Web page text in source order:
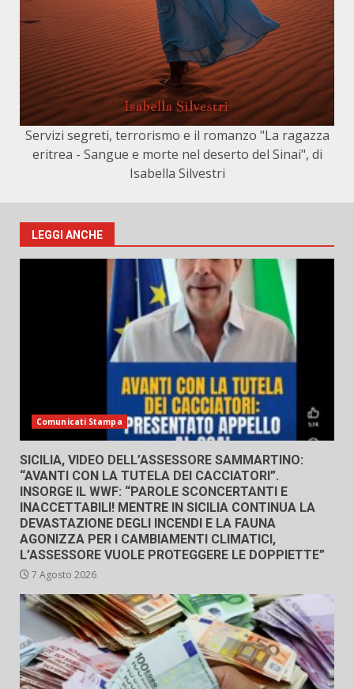
Servizi segreti, terrorismo e il romanzo "La ragazza
eritrea - Sangue e morte nel deserto del Sinai", di
Isabella Silvestri
LEGGI ANCHE
Comunicati Stampa
SICILIA, VIDEO DELL’ASSESSORE SAMMARTINO:
“AVANTI CON LA TUTELA DEI CACCIATORI”.
INSORGE IL WWF: “PAROLE SCONCERTANTI E
INACCETTABILI! MENTRE IN SICILIA CONTINUA LA
DEVASTAZIONE DEGLI INCENDI E LA FAUNA
AGONIZZA PER I CAMBIAMENTI CLIMATICI,
L’ASSESSORE VUOLE PROTEGGERE LE DOPPIETTE”
7 Agosto 2026